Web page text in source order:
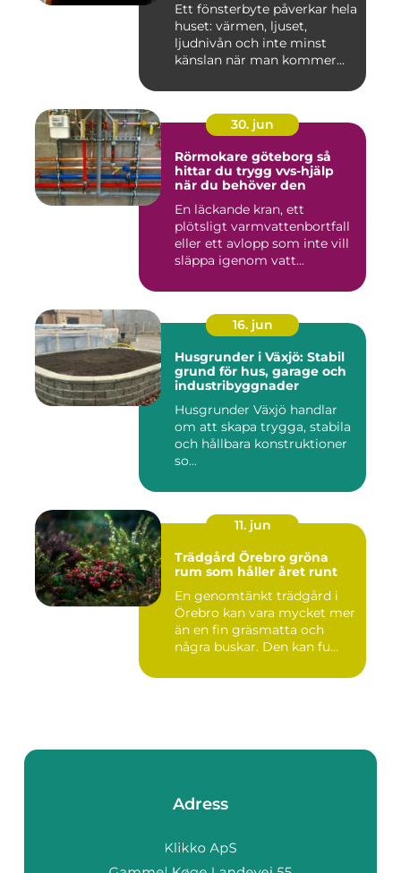
Ett fönsterbyte påverkar hela
huset: värmen, ljuset,
ljudnivån och inte minst
känslan när man kommer...
30. jun
Rörmokare göteborg så
hittar du trygg vvs-hjälp
när du behöver den
En läckande kran, ett
plötsligt varmvattenbortfall
eller ett avlopp som inte vill
släppa igenom vatt...
16. jun
Husgrunder i Växjö: Stabil
grund för hus, garage och
industribyggnader
Husgrunder Växjö handlar
om att skapa trygga, stabila
och hållbara konstruktioner
so...
11. jun
Trädgård Örebro gröna
rum som håller året runt
En genomtänkt trädgård i
Örebro kan vara mycket mer
än en fin gräsmatta och
några buskar. Den kan fu...
Adress